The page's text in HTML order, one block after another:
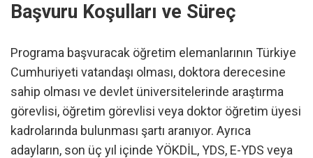
Başvuru Koşulları ve Süreç
Programa başvuracak öğretim elemanlarının Türkiye
Cumhuriyeti vatandaşı olması, doktora derecesine
sahip olması ve devlet üniversitelerinde araştırma
görevlisi, öğretim görevlisi veya doktor öğretim üyesi
kadrolarında bulunması şartı aranıyor. Ayrıca
adayların, son üç yıl içinde YÖKDİL, YDS, E-YDS veya